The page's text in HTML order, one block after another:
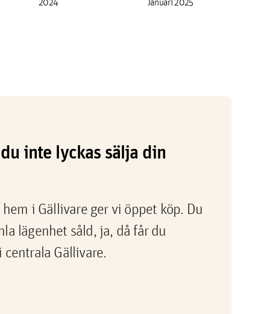
inte lyckas sälja din
i Gällivare ger vi öppet köp. Du
lägenhet såld, ja, då får du
Gällivare.